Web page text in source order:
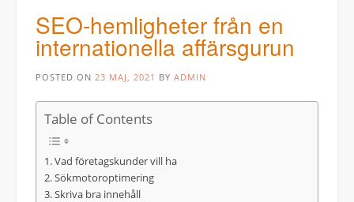
SEO-hemligheter från en
internationella affärsgurun
POSTED ON 23 MAJ, 2021 BY ADMIN
Table of Contents
Vad företagskunder vill ha
Sökmotoroptimering
Skriva bra innehåll